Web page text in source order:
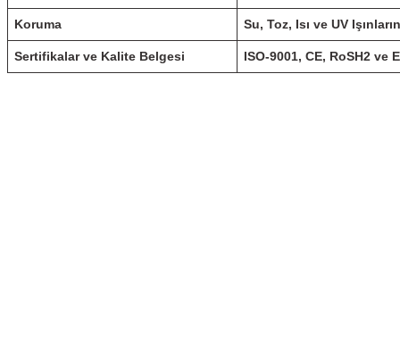
Koruma Su, Toz, Isı ve UV
Sertifikalar ve Kalite Belgesi ISO-9001, CE, RoSH2 ve